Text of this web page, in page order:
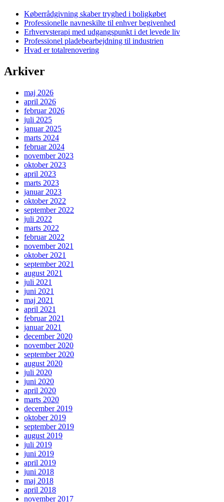
Køberrådgivning skaber tryghed i boligkøbet
Professionelle navneskilte til enhver begivenhed
Erhvervsterapi med udgangspunkt i det levede liv
Professionel pladebearbejdning til industrien
Hvad er totalrenovering
Arkiver
maj 2026
april 2026
februar 2026
juli 2025
januar 2025
marts 2024
februar 2024
november 2023
oktober 2023
april 2023
marts 2023
januar 2023
oktober 2022
september 2022
juli 2022
marts 2022
februar 2022
november 2021
oktober 2021
september 2021
august 2021
juli 2021
juni 2021
maj 2021
april 2021
februar 2021
januar 2021
december 2020
november 2020
september 2020
august 2020
juli 2020
juni 2020
april 2020
marts 2020
december 2019
oktober 2019
september 2019
august 2019
juli 2019
juni 2019
april 2019
juni 2018
maj 2018
april 2018
november 2017